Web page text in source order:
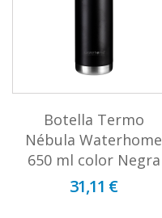
Botella Termo
Nébula Waterhome
650 ml color Negra
31,11 €